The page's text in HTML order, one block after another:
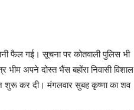
फैल गई। सूचना पर कोतवाली पुलिस भी
भीम अपने दोस्त भैंस बहोंरा निवासी विशाल
शुरू कर दी। मंगलवार सुबह कृष्णा का शव